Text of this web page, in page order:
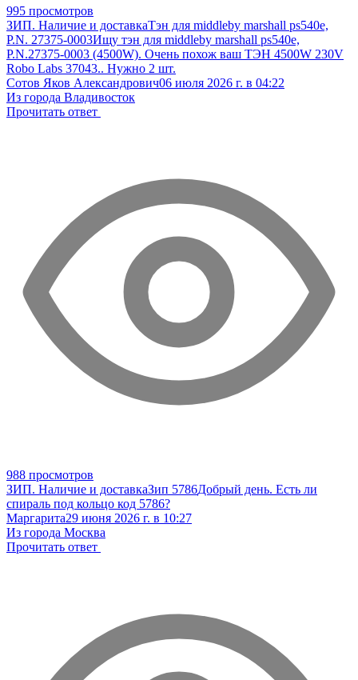
995 просмотров
ЗИП. Наличие и доставкаТэн для middleby marshall ps540e,
P.N. 27375-0003Ищу тэн для middleby marshall ps540e,
P.N.27375-0003 (4500W). Очень похож ваш ТЭН 4500W 230V
Robo Labs 37043.. Нужно 2 шт.
Сотов Яков Александрович06 июля 2026 г. в 04:22
Из города Владивосток
Прочитать ответ
988 просмотров
ЗИП. Наличие и доставкаЗип 5786Добрый день. Есть ли
спираль под кольцо код 5786?
Маргарита29 июня 2026 г. в 10:27
Из города Москва
Прочитать ответ